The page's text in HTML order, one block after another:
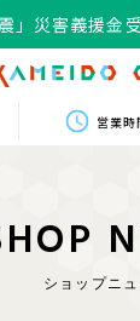
」災害義援金
営業時
HOP N
ショップニ